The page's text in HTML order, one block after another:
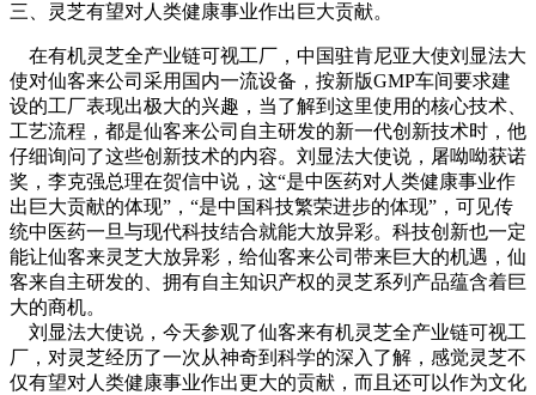
三、灵芝有望对人类健康事业作出巨大贡献。
在有机灵芝全产业链可视工厂，中国驻肯尼亚大使刘显法大
使对仙客来公司采用国内一流设备，按新版GMP车间要求建
设的工厂表现出极大的兴趣，当了解到这里使用的核心技术、
工艺流程，都是仙客来公司自主研发的新一代创新技术时，他
仔细询问了这些创新技术的内容。刘显法大使说，屠呦呦获诺
奖，李克强总理在贺信中说，这“是中医药对人类健康事业作
出巨大贡献的体现”，“是中国科技繁荣进步的体现”，可见传
统中医药一旦与现代科技结合就能大放异彩。科技创新也一定
能让仙客来灵芝大放异彩，给仙客来公司带来巨大的机遇，仙
客来自主研发的、拥有自主知识产权的灵芝系列产品蕴含着巨
大的商机。
刘显法大使说，今天参观了仙客来有机灵芝全产业链可视工
厂，对灵芝经历了一次从神奇到科学的深入了解，感觉灵芝不
仅有望对人类健康事业作出更大的贡献，而且还可以作为文化